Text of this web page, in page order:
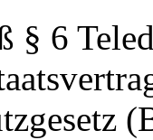
§ 6